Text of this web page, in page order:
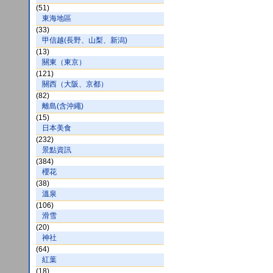
(51)
東海地區
(33)
甲信越(長野、山梨、新潟)
(13)
關東（東京）
(121)
關西（大阪、京都）
(82)
離島(含沖繩)
(15)
日本美食
(232)
景點資訊
(384)
櫻花
(38)
溫泉
(106)
滑雪
(20)
神社
(64)
紅葉
(18)